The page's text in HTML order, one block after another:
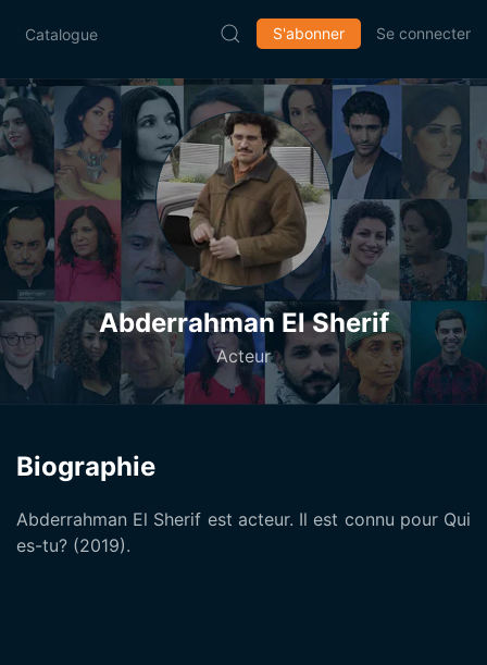
Catalogue S'abonner Se connecter
Abderrahman El Sherif
Acteur
Biographie
Abderrahman El Sherif est acteur. Il est connu pour Qui
es-tu? (2019).